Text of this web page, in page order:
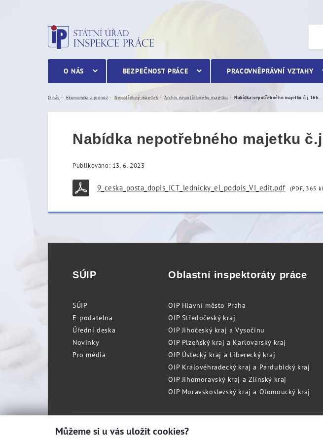
Nabídka nepotřebného majetku č.j.
O NÁS BEZPEČNOST PRÁCE PRACOVNĚPRÁVNÍ VZTAHY
O nás Ekonomika a provoz Nepotřebný majetek Archiv nepotřebného majetku
Nabídka nepotřebného majetku
Publikováno: 13. 6. 2023
9_ceska_posta_dopis_ICT_lednicky_el_podpis_VI_edit.pdf (PDF, 365
SÚIP
SÚIP
E-podatelna
Úřední deska
Novinky
Pro média
Oblastní inspektoráty práce
OIP Hlavní město Praha
OIP Středočeský kraj
OIP Jihočeský kraj a Vysočinu
OIP Plzeňský kraj a Karlovarský kraj
OIP Ústecký kraj a Liberecký kraj
OIP Královéhradecký kraj a Pardubický kraj
OIP Jihomoravský kraj a Zlínský kraj
OIP Moravskoslezský kraj a Olomoucký kraj
© Státní úřad inspekce práce
Můžeme si u vás uložit cookies?